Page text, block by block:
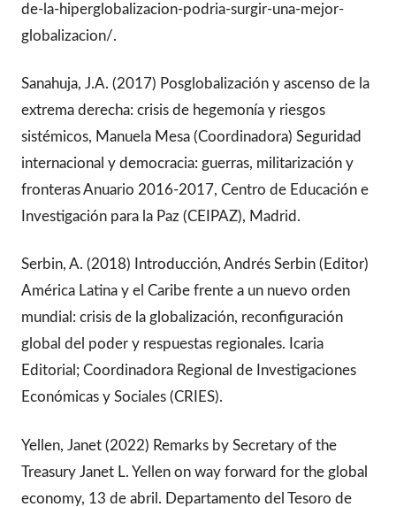
de-la-hiperglobalizacion-podria-surgir-una-mejor-
globalizacion/.
Sanahuja, J.A. (2017) Posglobalización y ascenso de la
extrema derecha: crisis de hegemonía y riesgos
sistémicos, Manuela Mesa (Coordinadora) Seguridad
internacional y democracia: guerras, militarización y
fronteras Anuario 2016-2017, Centro de Educación e
Investigación para la Paz (CEIPAZ), Madrid.
Serbin, A. (2018) Introducción, Andrés Serbin (Editor)
América Latina y el Caribe frente a un nuevo orden
mundial: crisis de la globalización, reconfiguración
global del poder y respuestas regionales. Icaria
Editorial; Coordinadora Regional de Investigaciones
Económicas y Sociales (CRIES).
Yellen, Janet (2022) Remarks by Secretary of the
Treasury Janet L. Yellen on way forward for the global
economy, 13 de abril. Departamento del Tesoro de